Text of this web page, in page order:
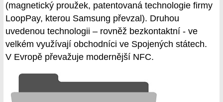
(magnetický proužek, patentovaná technologie firmy
LoopPay, kterou Samsung převzal). Druhou
uvedenou technologii – rovněž bezkontaktní - ve
velkém využívají obchodníci ve Spojených státech.
V Evropě převažuje modernější NFC.